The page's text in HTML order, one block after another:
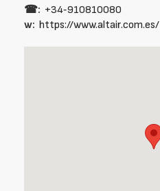
☎: +34‑910810080
w: https://www.altair.com.es/